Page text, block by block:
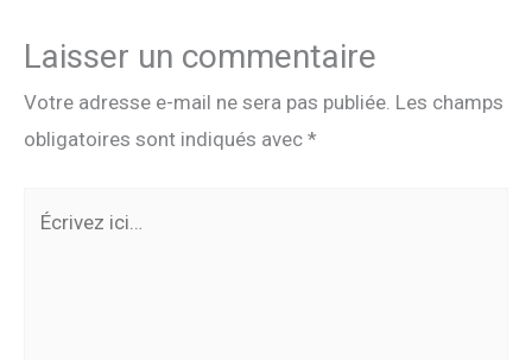
Laisser un commentaire
Votre adresse e-mail ne sera pas publiée. Les champs
obligatoires sont indiqués avec *